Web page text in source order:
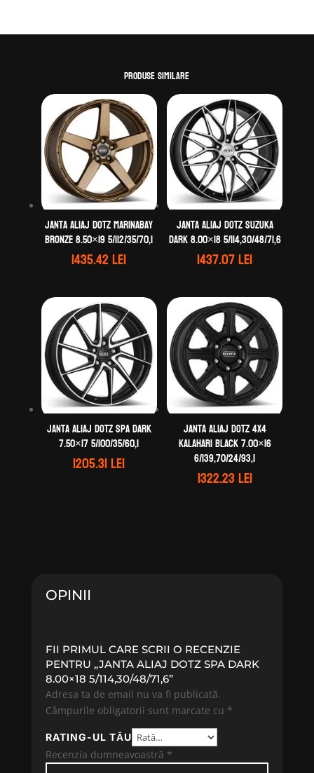
Produse similare
Janta aliaj DOTZ MarinaBay
bronze 8.50×19 5/112/35/70,1
1435.42lei
Janta aliaj DOTZ Suzuka
dark 8.00×18 5/114,30/48/71,6
1437.07lei
Janta aliaj DOTZ Spa dark
7.50×17 5/100/35/60,1
1205.31lei
Janta aliaj DOTZ 4X4
Kalahari black 7.00×16
6/139,70/24/93,1
1322.23lei
OPINII
FII PRIMUL CARE SCRII O RECENZIE
PENTRU „JANTA ALIAJ DOTZ SPA DARK
8.00×18 5/114,30/48/71,6”
Adresa ta de email nu va fi publicată.
Câmpurile obligatorii sunt marcate cu *
RATING-UL TĂU
Recenzia dumneavoastră *